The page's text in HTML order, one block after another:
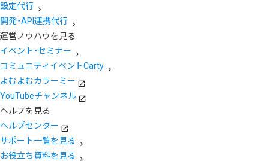
設定代行
開発・API連携代行
運営ノウハウを見る
イベント・セミナー
コミュニティイベントCarty
よむよむカラーミー
YouTubeチャンネル
ヘルプを見る
ヘルプセンター
サポート一覧を見る
お役立ち資料を見る